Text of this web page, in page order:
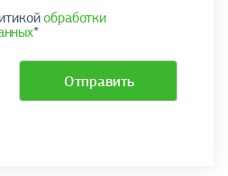
обработки
*
Отправить